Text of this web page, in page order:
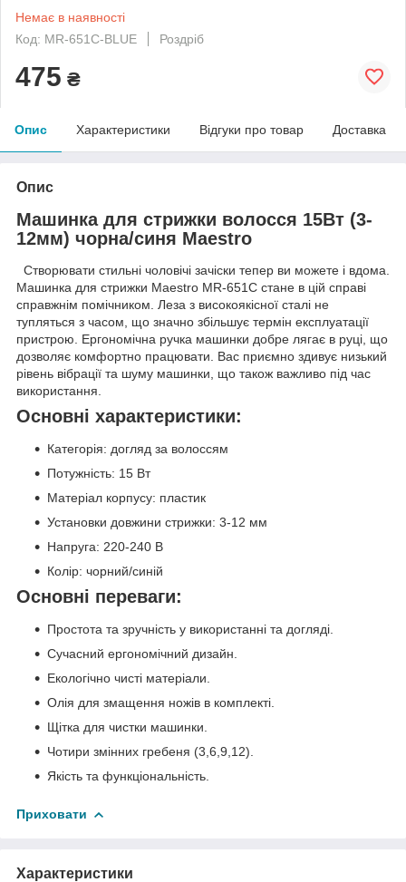
Немає в наявності
Код: MR-651C-BLUE
Роздріб
475 ₴
Опис Характеристики Відгуки про товар Доставка
Опис
Машинка для стрижки волосся 15Вт (3-
12мм) чорна/синя Maestro
Створювати стильні чоловічі зачіски тепер ви можете і вдома.
Машинка для стрижки Maestro MR-651С стане в цій справі
справжнім помічником. Леза з високоякісної сталі не
тупляться з часом, що значно збільшує термін експлуатації
пристрою. Ергономічна ручка машинки добре лягає в руці, що
дозволяє комфортно працювати. Вас приємно здивує низький
рівень вібрації та шуму машинки, що також важливо під час
використання.
Основні характеристики:
Категорія: догляд за волоссям
Потужність: 15 Вт
Матеріал корпусу: пластик
Установки довжини стрижки: 3-12 мм
Напруга: 220-240 В
Колір: чорний/синій
Основні переваги:
Простота та зручність у використанні та догляді.
Сучасний ергономічний дизайн.
Екологічно чисті матеріали.
Олія для змащення ножів в комплекті.
Щітка для чистки машинки.
Чотири змінних гребеня (3,6,9,12).
Якість та функціональність.
Приховати
Характеристики